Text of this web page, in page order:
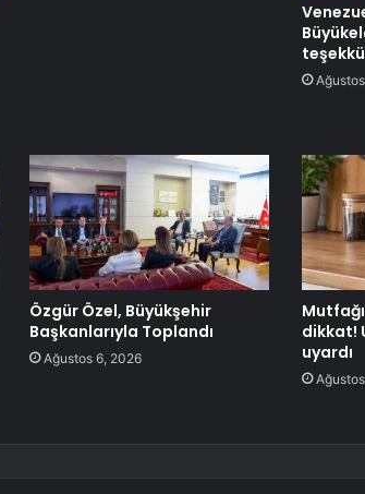
Özgür Özel, Büyükşehir
Başkanlarıyla Toplandı
Ağustos 6, 2026
dikkat!
uyardı